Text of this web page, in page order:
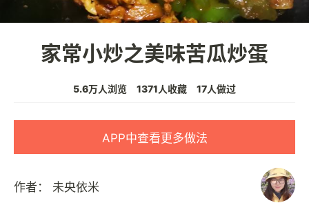
家常小炒之美味苦瓜炒蛋
5.6万人浏览 1371人收藏 17人做过
APP中查看更多做法
作者： 未央依米